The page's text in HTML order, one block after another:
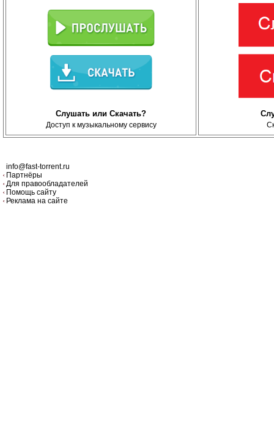
Слушать или Скачать?
Доступ к музыкальному сервису
info@fast-torrent.ru
Партнёры
Для правообладателей
Помощь сайту
Реклама на сайте